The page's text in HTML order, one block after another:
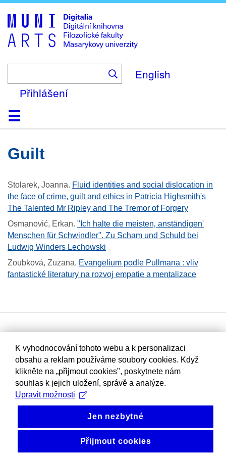
to
main
content
English
Přihlášení
DomůKolekce
Prohlížení
Vyhledávání
O platformě
Nápověda
KontaktDigitalia
guilt
Stolarek, Joanna. Fluid identities and social dislocation in
the face of crime, guilt and ethics in Patricia Highsmith's
The Talented Mr Ripley and The Tremor of Forgery
Osmanović, Erkan. "Ich halte die meisten‚ anständigen'
Menschen für Schwindler". Zu Scham und Schuld bei
Ludwig Winders Lechowski
Zoubková, Zuzana. Evangelium podle Pullmana : vliv
fantastické literatury na rozvoj empatie a mentalizace
K vyhodnocování tohoto webu a k personalizaci
obsahu a reklam používáme soubory cookies. Když
klikněte na „přijmout cookies", poskytnete nám
souhlas k jejich uložení, správě a analýze.
Upravit možnosti
Jen nezbytné
Přijmout cookies